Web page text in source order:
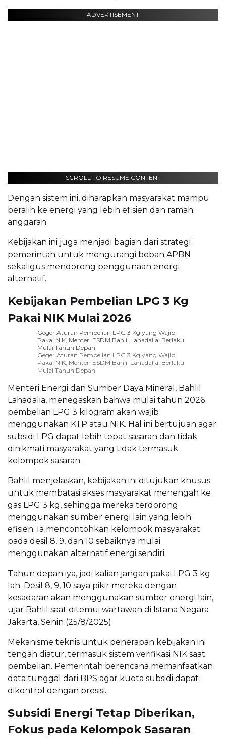
ADVERTISEMENT
SCROLL TO RESUME CONTENT
Dengan sistem ini, diharapkan masyarakat mampu
beralih ke energi yang lebih efisien dan ramah
anggaran.
Kebijakan ini juga menjadi bagian dari strategi
pemerintah untuk mengurangi beban APBN
sekaligus mendorong penggunaan energi
alternatif.
Kebijakan Pembelian LPG 3 Kg
Pakai NIK Mulai 2026
Geger Aturan Pembelian LPG 3 Kg yang Wajib
Pakai NIK, Menteri ESDM Bahlil Lahadalia: Berlaku
Mulai Tahun Depan
Geger Aturan Pembelian LPG 3 Kg yang Wajib
Pakai NIK, Menteri ESDM Bahlil Lahadalia: Berlaku
Mulai Tahun Depan
Menteri Energi dan Sumber Daya Mineral, Bahlil
Lahadalia, menegaskan bahwa mulai tahun 2026
pembelian LPG 3 kilogram akan wajib
menggunakan KTP atau NIK. Hal ini bertujuan agar
subsidi LPG dapat lebih tepat sasaran dan tidak
dinikmati masyarakat yang tidak termasuk
kelompok sasaran.
Bahlil menjelaskan, kebijakan ini ditujukan khusus
untuk membatasi akses masyarakat menengah ke
gas LPG 3 kg, sehingga mereka terdorong
menggunakan sumber energi lain yang lebih
efisien. Ia mencontohkan kelompok masyarakat
pada desil 8, 9, dan 10 sebaiknya mulai
menggunakan alternatif energi sendiri.
Tahun depan iya, jadi kalian jangan pakai LPG 3 kg
lah. Desil 8, 9, 10 saya pikir mereka dengan
kesadaran akan menggunakan sumber energi lain,
ujar Bahlil saat ditemui wartawan di Istana Negara
Jakarta, Senin (25/8/2025).
Mekanisme teknis untuk penerapan kebijakan ini
tengah diatur, termasuk sistem verifikasi NIK saat
pembelian. Pemerintah berencana memanfaatkan
data tunggal dari BPS agar kuota subsidi dapat
dikontrol dengan presisi.
Subsidi Energi Tetap Diberikan,
Fokus pada Kelompok Sasaran